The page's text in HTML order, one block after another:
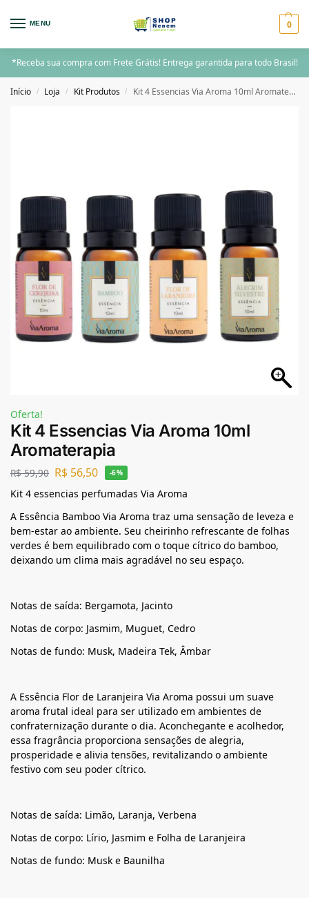
MENU 0
*Receba sua compra com Frete Grátis! Entrega garantida para todo Brasil!
Início / Loja / Kit Produtos / Kit 4 Essencias Via Aroma 10ml Aromaterapia
Oferta!
Kit 4 Essencias Via Aroma 10ml
Aromaterapia
R$59,90 R$ 56,50 -6%
Kit 4 essencias perfumadas Via Aroma
A Essência Bamboo Via Aroma traz uma sensação de leveza e
bem-estar ao ambiente. Seu cheirinho refrescante de folhas
verdes é bem equilibrado com o toque cítrico do bamboo,
deixando um clima mais agradável no seu espaço.
Notas de saída: Bergamota, Jacinto
Notas de corpo: Jasmim, Muguet, Cedro
Notas de fundo: Musk, Madeira Tek, Âmbar
A Essência Flor de Laranjeira Via Aroma possui um suave
aroma frutal ideal para ser utilizado em ambientes de
confraternização durante o dia. Aconchegante e acolhedor,
essa fragrância proporciona sensações de alegria,
prosperidade e alivia tensões, revitalizando o ambiente
festivo com seu poder cítrico.
Notas de saída: Limão, Laranja, Verbena
Notas de corpo: Lírio, Jasmim e Folha de Laranjeira
Notas de fundo: Musk e Baunilha